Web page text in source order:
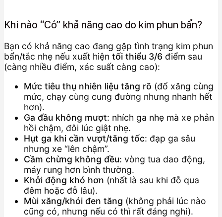
Khi nào “Có” khả năng cao do kim phun bẩn?
Bạn có khả năng cao đang gặp tình trạng kim phun
bẩn/tắc nhẹ nếu xuất hiện tối thiểu 3/6 điểm sau
(càng nhiều điểm, xác suất càng cao):
Mức tiêu thụ nhiên liệu tăng rõ (đổ xăng cùng
mức, chạy cùng cung đường nhưng nhanh hết
hơn).
Ga đầu không mượt: nhích ga nhẹ mà xe phản
hồi chậm, đôi lúc giật nhẹ.
Hụt ga khi cần vượt/tăng tốc: đạp ga sâu
nhưng xe “lên chậm”.
Cầm chừng không đều: vòng tua dao động,
máy rung hơn bình thường.
Khởi động khó hơn (nhất là sau khi đỗ qua
đêm hoặc đỗ lâu).
Mùi xăng/khói đen tăng (không phải lúc nào
cũng có, nhưng nếu có thì rất đáng nghi).